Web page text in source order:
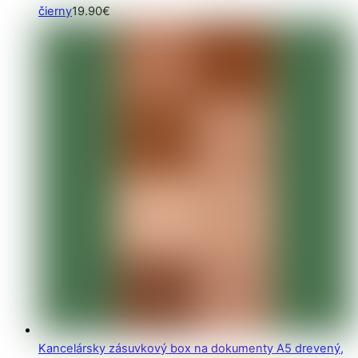
čierny19.90€
Kancelársky zásuvkový box na dokumenty A5 drevený,